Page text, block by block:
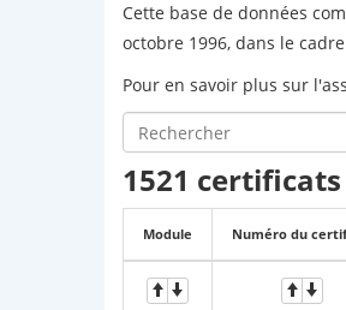
Cette base de données
octobre 1996, dans le
Pour en savoir plus sur
1521
Module Numéro du